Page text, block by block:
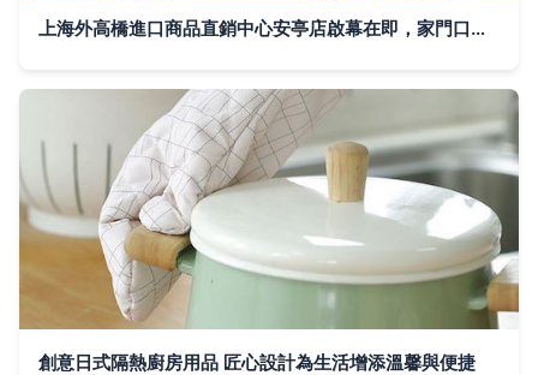
上海外高橋進口商品直銷中心安亭店啟幕在即，家門口的全球購時代來臨
創意日式隔熱廚房用品 匠心設計為生活增添溫馨與便捷